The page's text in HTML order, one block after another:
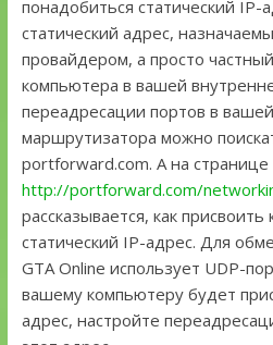
понадобиться статический IP-
статический адрес,
провайдером, а просто
компьютера в вашей
переадресации портов в
маршрутизатора можно
portforward.com. А на странице
http://portforward.com/
рассказывается, как
статический IP-адрес. Для
GTA Online использует UDP-
вашему компьютеру будет
адрес, настройте